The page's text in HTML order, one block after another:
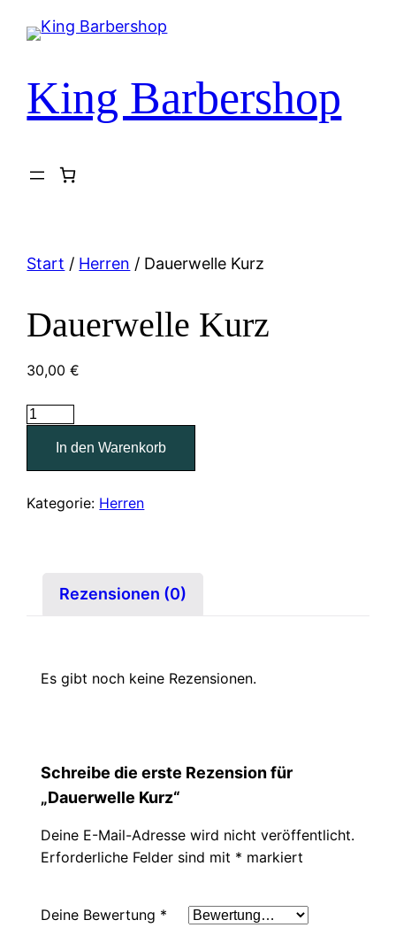
Inhalt
King Barbershop
Start / Herren / Dauerwelle Kurz
Dauerwelle Kurz
30,00€
Dauerwelle
Menge
In den Warenkorb
Kategorie: Herren
Rezensionen (0)
Es gibt noch keine Rezensionen.
Schreibe die erste Rezension für
„Dauerwelle Kurz“
Deine E-Mail-Adresse wird nicht veröffentlicht.
Erforderliche Felder sind mit * markiert
Deine Bewertung *